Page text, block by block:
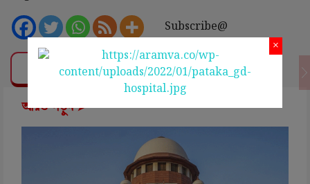
Subscribe@
❤ Support Us
আরও পড়ুন ➤
×